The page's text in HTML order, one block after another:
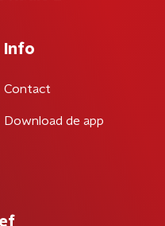
Info
Contact
Download de app